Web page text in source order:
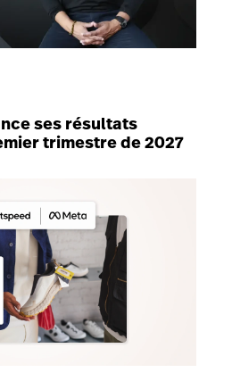
ses résultats
trimestre de 2027